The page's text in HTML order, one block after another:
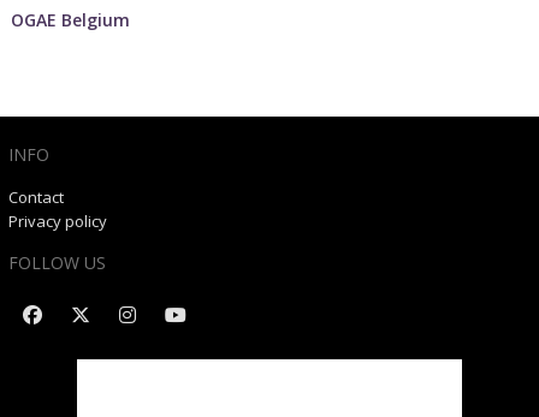
OGAE Belgium
INFO
Contact
Privacy policy
FOLLOW US